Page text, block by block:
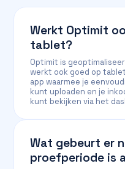
Werkt Optimit
tablet?
Optimit is
werkt ook goed op
app waarmee je
kunt uploaden en je
kunt bekijken via het
Wat gebeurt er
proefperiode is